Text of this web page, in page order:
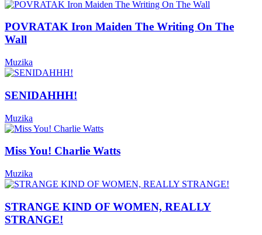
POVRATAK Iron Maiden The Writing On The
Wall
Muzika
SENIDAHHH!
Muzika
Miss You! Charlie Watts
Muzika
STRANGE KIND OF WOMEN, REALLY
STRANGE!